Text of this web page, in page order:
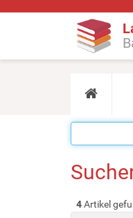
4Artikel